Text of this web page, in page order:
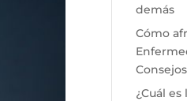
demás
Cómo
¿Cuál